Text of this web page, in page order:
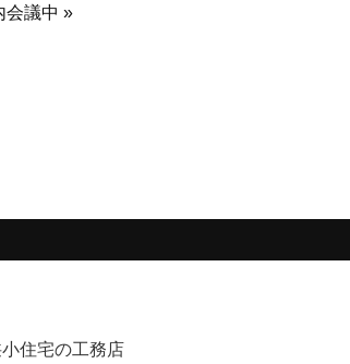
会議中 »
住宅の工務店